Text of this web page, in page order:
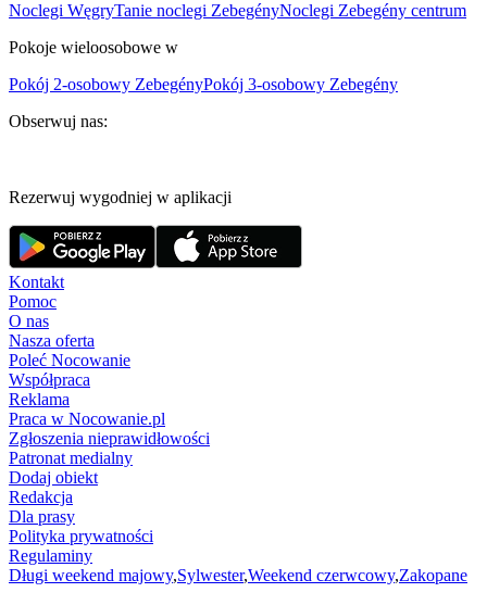
Noclegi WęgryTanie noclegi ZebegényNoclegi Zebegény centrum
Pokoje wieloosobowe w
Pokój 2-osobowy ZebegényPokój 3-osobowy Zebegény
Obserwuj nas:
Rezerwuj wygodniej w aplikacji
Kontakt
Pomoc
O nas
Nasza oferta
Poleć Nocowanie
Współpraca
Reklama
Praca w Nocowanie.pl
Zgłoszenia nieprawidłowości
Patronat medialny
Dodaj obiekt
Redakcja
Dla prasy
Polityka prywatności
Regulaminy
Długi weekend majowy,Sylwester,Weekend czerwcowy,Zakopane